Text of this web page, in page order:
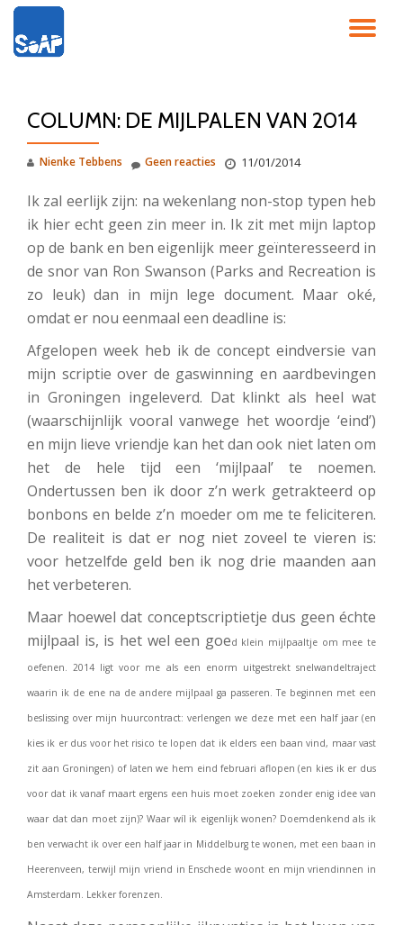
direct
inhoudCOLUMN: DE MIJLPALEN VAN 2014
Nienke Tebbens 11/01/2014
Geen reacties
Ik zal eerlijk zijn: na wekenlang non-stop typen heb
ik hier echt geen zin meer in. Ik zit met mijn laptop
op de bank en ben eigenlijk meer geïnteresseerd in
de snor van Ron Swanson (Parks and Recreation is
zo leuk) dan in mijn lege document. Maar oké,
omdat er nou eenmaal een deadline is:
Afgelopen week heb ik de concept eindversie van
mijn scriptie over de gaswinning en aardbevingen
in Groningen ingeleverd. Dat klinkt als heel wat
(waarschijnlijk vooral vanwege het woordje ‘eind’)
en mijn lieve vriendje kan het dan ook niet laten om
het de hele tijd een ‘mijlpaal’ te noemen.
Ondertussen ben ik door z’n werk getrakteerd op
bonbons en belde z’n moeder om me te feliciteren.
De realiteit is dat er nog niet zoveel te vieren is:
voor hetzelfde geld ben ik nog drie maanden aan
het verbeteren.
Maar hoewel dat conceptscriptietje dus geen échte
mijlpaal is, is het wel een goed klein mijlpaaltje om mee te
oefenen. 2014 ligt voor me als een enorm uitgestrekt snelwandeltraject
waarin ik de ene na de andere mijlpaal ga passeren. Te beginnen met een
beslissing over mijn huurcontract: verlengen we deze met een half jaar (en
kies ik er dus voor het risico te lopen dat ik elders een baan vind, maar vast
zit aan Groningen) of laten we hem eind februari aflopen (en kies ik er dus
voor dat ik vanaf maart ergens een huis moet zoeken zonder enig idee van
waar dat dan moet zijn)? Waar wíl ik eigenlijk wonen? Doemdenkend als ik
ben verwacht ik over een half jaar in Middelburg te wonen, met een baan in
Heerenveen, terwijl mijn vriend in Enschede woont en mijn vriendinnen in
Amsterdam. Lekker forenzen.